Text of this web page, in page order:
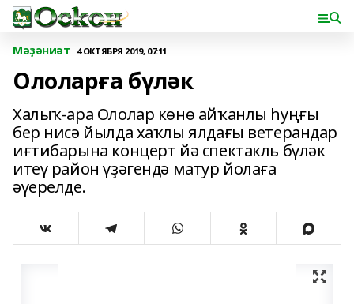
Мәҙәниәт 4 ОКТЯБРЯ 2019, 07:11
Ололарға бүләк
Халыҡ-ара Ололар көнө айҡанлы һуңғы
бер нисә йылда хаҡлы ялдағы ветерандар
иғтибарына концерт йә спектакль бүләк
итеү район үҙәгендә матур йолаға
әүерелде.